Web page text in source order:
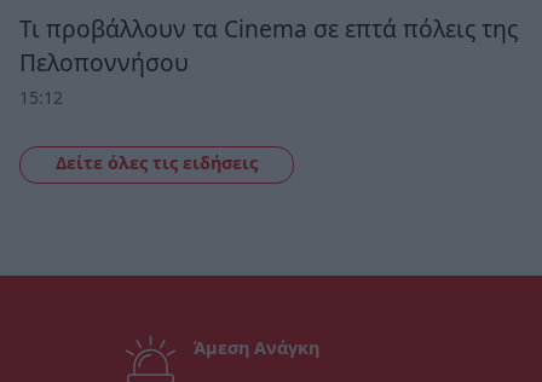
Τι προβάλλουν τα Cinema σε επτά πόλεις της
Πελοποννήσου
15:12
Δείτε όλες τις ειδήσεις
Άμεση Ανάγκη